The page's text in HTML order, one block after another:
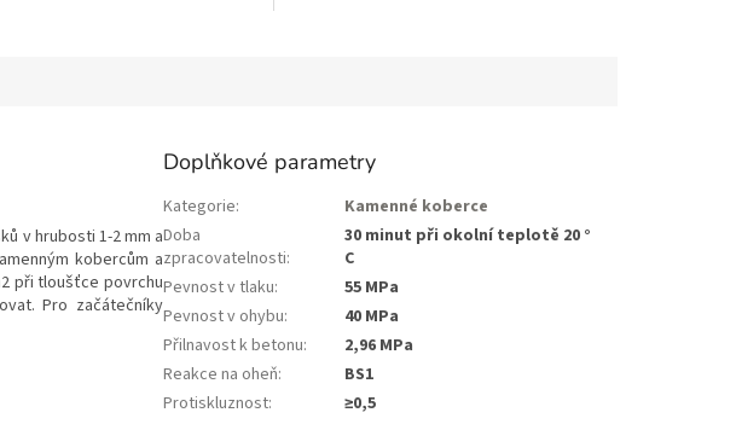
v hrubosti 1-2 mm a
kobercům a
při tloušťce povrchu
Pro začátečníky
Doplňkové parametry
Kategorie:
Kamenné koberce
Doba
zpracovatelnosti:
30 minut při okolní teplotě 20 °
C
Pevnost v tlaku:
55 MPa
Pevnost v ohybu:
40 MPa
Přilnavost k betonu:
2,96 MPa
Reakce na oheň:
BS1
Protiskluznost: ≥0,5